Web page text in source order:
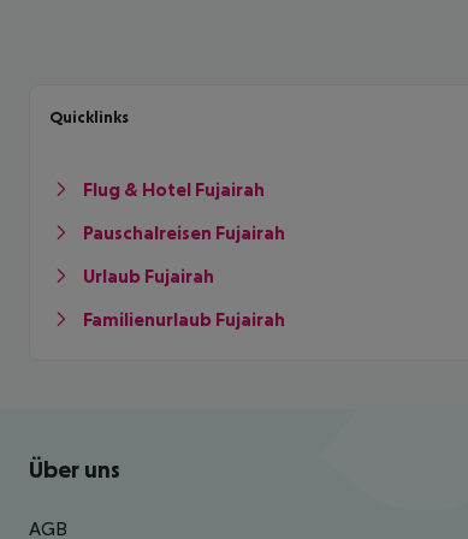
Quicklinks
Flug & Hotel Fujairah
Pauschalreisen Fujairah
Urlaub Fujairah
Familienurlaub Fujairah
Footer navigation
Über uns
AGB